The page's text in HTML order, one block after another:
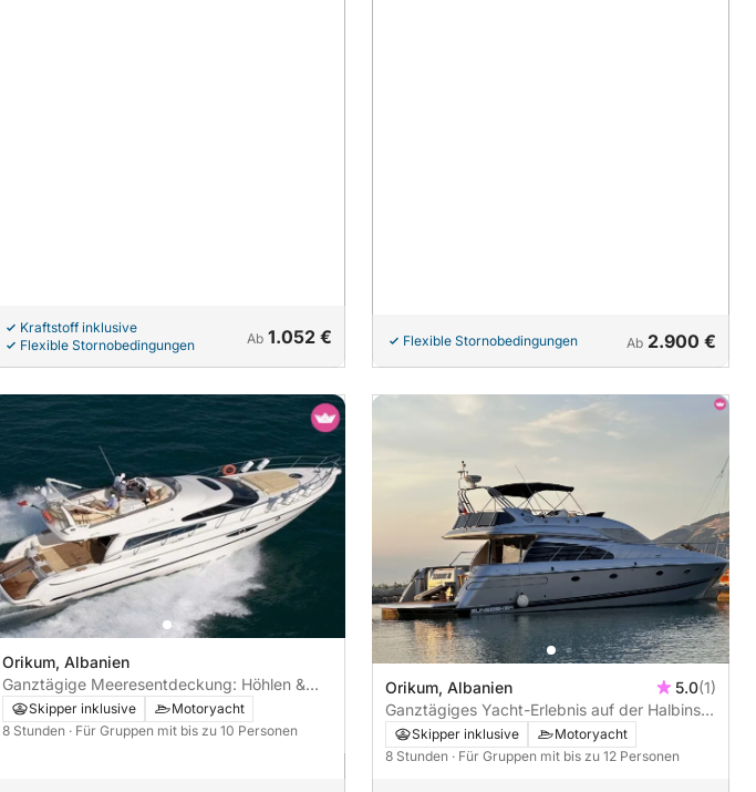
Kraftstoff inklusive
Flexible Stornobedingungen
Ab 1.052 € Flexible Stornobedingungen Ab 2.900 €
Orikum, Albanien
Ganztägige Meeresentdeckung: Höhlen &
versteckte Buchten
Skipper inklusive
Motoryacht
8 Stunden · Für Gruppen mit bis zu 10 Personen
Orikum, Albanien 5.0(1)
Ganztägiges Yacht-Erlebnis auf der Halbinsel
Karaburun
Skipper inklusive
Motoryacht
8 Stunden · Für Gruppen mit bis zu 12 Personen